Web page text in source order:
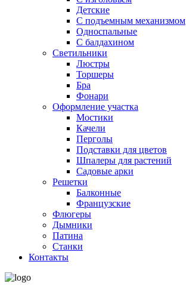
Детские
С подъемным механизмом
Односпальные
С балдахином
Светильники
Люстры
Торшеры
Бра
Фонари
Оформление участка
Мостики
Качели
Перголы
Подставки для цветов
Шпалеры для растений
Садовые арки
Решетки
Балконные
Французские
Флюгеры
Дымники
Патина
Станки
Контакты